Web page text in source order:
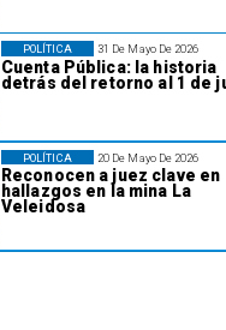
31 De Mayo De 2026
Cuenta Pública: la historia
detrás del retorno al 1 de
POLÍTICA
20 De Mayo De 2026
Reconocen a juez clave en
hallazgos en la mina La
Veleidosa
POLÍTICA